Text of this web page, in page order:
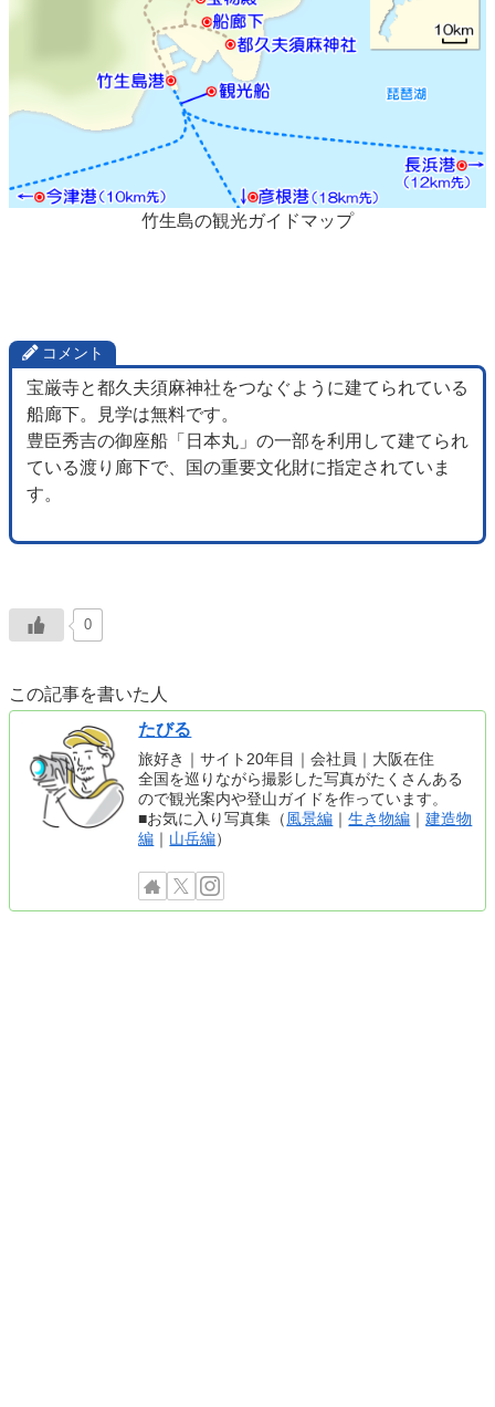
竹生島の観光ガイドマップ
コメント
宝厳寺と都久夫須麻神社をつなぐように建てられている
船廊下。見学は無料です。
豊臣秀吉の御座船「日本丸」の一部を利用して建てられ
ている渡り廊下で、国の重要文化財に指定されていま
す。
0
この記事を書いた人
たびる
旅好き｜サイト20年目｜会社員｜大阪在住
全国を巡りながら撮影した写真がたくさんある
ので観光案内や登山ガイドを作っています。
■お気に入り写真集（ 風景編 ｜生き物編 ｜建造物
編 ｜ 山岳編）